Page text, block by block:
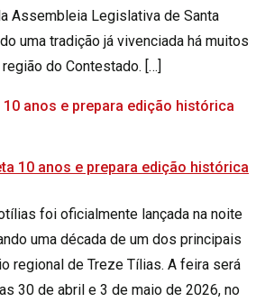
Assembleia Legislativa de Santa
uma tradição já vivenciada há muitos
do Contestado. […]
anos e prepara edição histórica
foi oficialmente lançada na noite
uma década de um dos principais
regional de Treze Tílias. A feira será
30 de abril e 3 de maio de 2026, no